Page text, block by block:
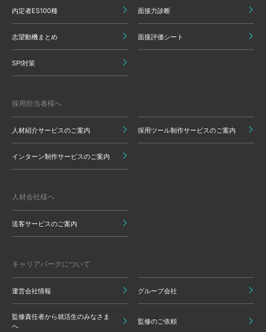
内定者ES100種 面接力診断
志望動機まとめ 面接評価シート
SPI対策
採用担当者様へ
人材紹介サービスのご案内 採用ツール制作サービスのご案内
インターン制作サービスのご案内
人材会社様へ
送客サービスのご案内
キャリアパークについて
運営会社情報 グループ会社
監修責任者から就活生のみなさま
へ
監修のご依頼